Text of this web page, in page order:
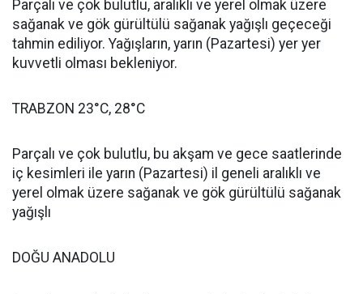
Parçalı ve çok bulutlu, aralıklı ve yerel olmak üzere
sağanak ve gök gürültülü sağanak yağışlı geçeceği
tahmin ediliyor. Yağışların, yarın (Pazartesi) yer yer
kuvvetli olması bekleniyor.
TRABZON 23°C, 28°C
Parçalı ve çok bulutlu, bu akşam ve gece saatlerinde
iç kesimleri ile yarın (Pazartesi) il geneli aralıklı ve
yerel olmak üzere sağanak ve gök gürültülü sağanak
yağışlı
DOĞU ANADOLU